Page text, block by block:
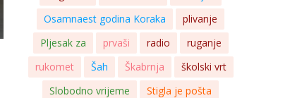
Osamnaest godina Koraka
plivanje
Pljesak za
prvaši radio
ruganje
rukomet
Šah Škabrnja
školski vrt
Slobodno vrijeme
Stigla je pošta